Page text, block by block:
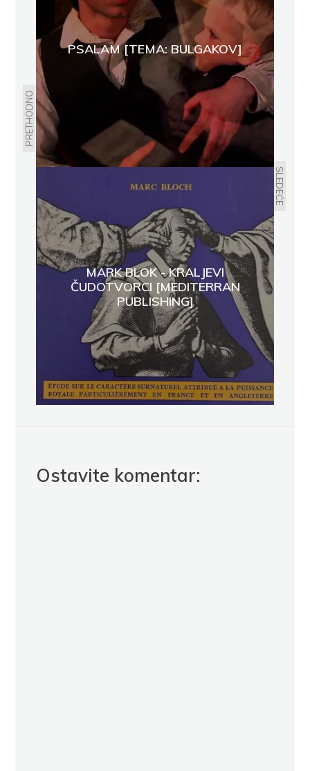
PRETHODNO
PSALAM [TEMA: BULGAKOV]
SLEDEĆE
MARK BLOK - KRALJEVI
ČUDOTVORCI [MEDITERRAN
PUBLISHING]
Ostavite komentar: